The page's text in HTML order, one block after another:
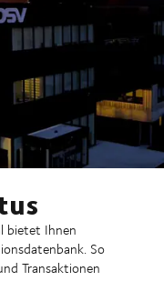
und die Trends Ihres
Play-Business-Intelligence
erhalten. Jetzt
bitte Ihr Login an
bietet Ihnen
So
Transaktionen